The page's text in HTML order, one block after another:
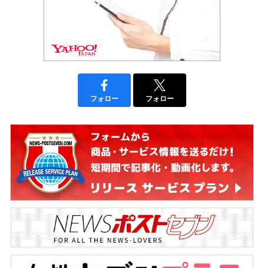
フォロー フォロー